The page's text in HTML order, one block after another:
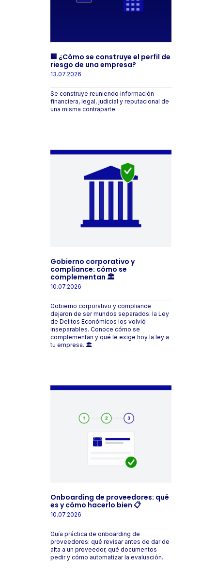
🏢 ¿Cómo se construye el perfil de
riesgo de una empresa?
13.07.2026
Se construye reuniendo información
financiera, legal, judicial y reputacional de
una misma contraparte
Gobierno corporativo y
compliance: cómo se
complementan 🏛️
10.07.2026
Gobierno corporativo y compliance
dejaron de ser mundos separados: la Ley
de Delitos Económicos los volvió
inseparables. Conoce cómo se
complementan y qué le exige hoy la ley a
tu empresa. 🏛️
Onboarding de proveedores: qué
es y cómo hacerlo bien 📋
10.07.2026
Guía práctica de onboarding de
proveedores: qué revisar antes de dar de
alta a un proveedor, qué documentos
pedir y cómo automatizar la evaluación.